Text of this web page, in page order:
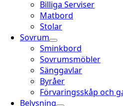
Billiga Serviser
Matbord
Stolar
Sovrum
Sminkbord
Sovrumsmöbler
Sänggavlar
Byråer
Förvaringsskåp och
Belysning